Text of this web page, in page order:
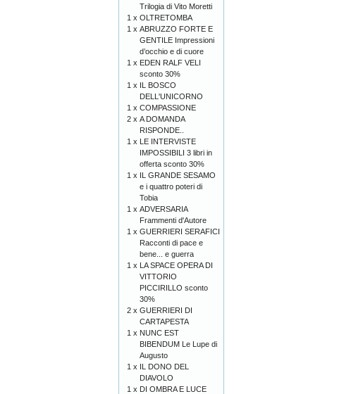
Trilogia di Vito Moretti
1 x OLTRETOMBA
1 x ABRUZZO FORTE E
GENTILE Impressioni
d’occhio e di cuore
1 x EDEN RALF VELI
sconto 30%
1 x IL BOSCO
DELL'UNICORNO
1 x COMPASSIONE
2 x A DOMANDA
RISPONDE..
1 x LE INTERVISTE
IMPOSSIBILI 3 libri in
offerta sconto 30%
1 x IL GRANDE SESAMO
e i quattro poteri di
Tobia
1 x ADVERSARIA
Frammenti d'Autore
1 x GUERRIERI SERAFICI
Racconti di pace e
bene... e guerra
1 x LA SPACE OPERA DI
VITTORIO
PICCIRILLO sconto
30%
2 x GUERRIERI DI
CARTAPESTA
1 x NUNC EST
BIBENDUM Le Lupe di
Augusto
1 x IL DONO DEL
DIAVOLO
1 x DI OMBRA E LUCE